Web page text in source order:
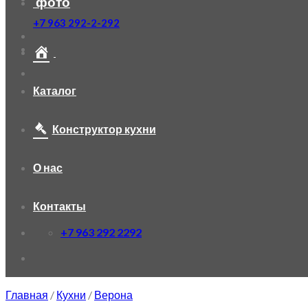
+7 963 292-2-292
Каталог
Конструктор кухни
О нас
Контакты
+7 963 292 2292
Главная / Кухни / Верона